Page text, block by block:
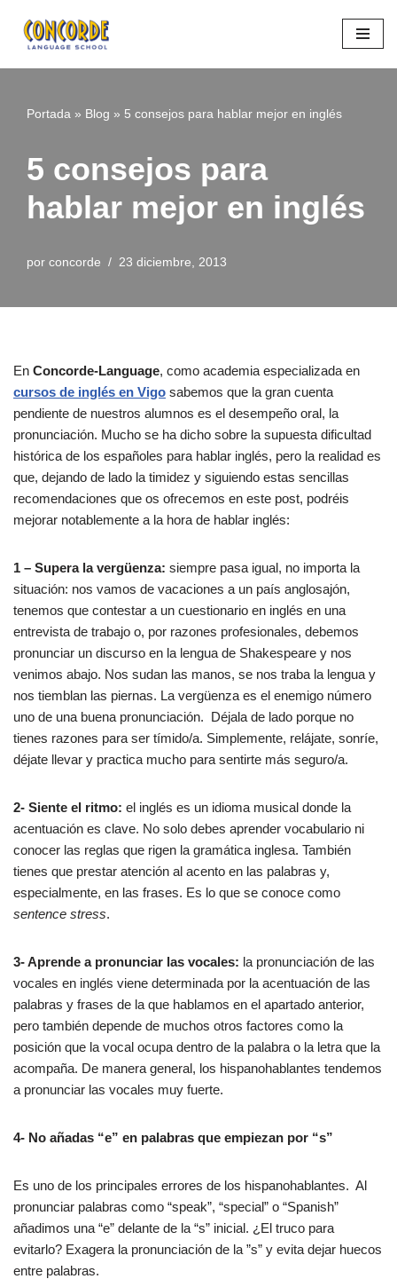
Saltar
al
Portada » Blog » 5 consejos para hablar mejor en inglés
5 consejos para
hablar mejor en inglés
por concorde 23 diciembre, 2013
En Concorde-Language, como academia especializada en
cursos de inglés en Vigo sabemos que la gran cuenta
pendiente de nuestros alumnos es el desempeño oral, la
pronunciación. Mucho se ha dicho sobre la supuesta dificultad
histórica de los españoles para hablar inglés, pero la realidad es
que, dejando de lado la timidez y siguiendo estas sencillas
recomendaciones que os ofrecemos en este post, podréis
mejorar notablemente a la hora de hablar inglés:
1 – Supera la vergüenza: siempre pasa igual, no importa la
situación: nos vamos de vacaciones a un país anglosajón,
tenemos que contestar a un cuestionario en inglés en una
entrevista de trabajo o, por razones profesionales, debemos
pronunciar un discurso en la lengua de Shakespeare y nos
venimos abajo. Nos sudan las manos, se nos traba la lengua y
nos tiemblan las piernas. La vergüenza es el enemigo número
uno de una buena pronunciación. Déjala de lado porque no
tienes razones para ser tímido/a. Simplemente, relájate, sonríe,
déjate llevar y practica mucho para sentirte más seguro/a.
2- Siente el ritmo: el inglés es un idioma musical donde la
acentuación es clave. No solo debes aprender vocabulario ni
conocer las reglas que rigen la gramática inglesa. También
tienes que prestar atención al acento en las palabras y,
especialmente, en las frases. Es lo que se conoce como
sentence stress.
3- Aprende a pronunciar las vocales: la pronunciación de las
vocales en inglés viene determinada por la acentuación de las
palabras y frases de la que hablamos en el apartado anterior,
pero también depende de muchos otros factores como la
posición que la vocal ocupa dentro de la palabra o la letra que la
acompaña. De manera general, los hispanohablantes tendemos
a pronunciar las vocales muy fuerte.
4- No añadas “e” en palabras que empiezan por “s”
Es uno de los principales errores de los hispanohablantes. Al
pronunciar palabras como “speak”, “special” o “Spanish”
añadimos una “e” delante de la “s” inicial. ¿El truco para
evitarlo? Exagera la pronunciación de la ”s” y evita dejar huecos
entre palabras.